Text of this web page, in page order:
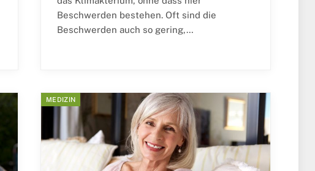
Beschwerden bestehen. Oft sind die
Beschwerden auch so gering,…
MEDIZIN